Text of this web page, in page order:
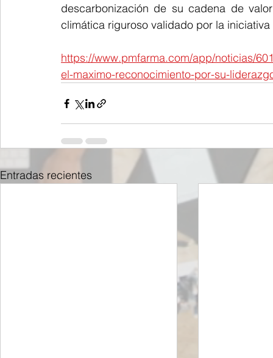
descarbonización de su cadena de
climática riguroso validado por la
https://www.pmfarma.com/app/noticias/
el-maximo-reconocimiento-por-su-
Entradas recientes